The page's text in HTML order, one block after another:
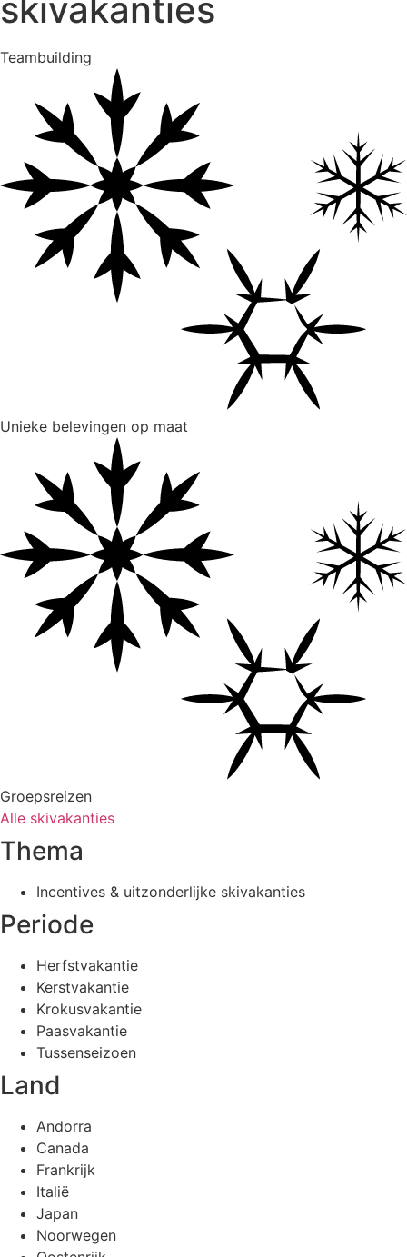
skivakanties
Teambuilding
Unieke belevingen op maat
Groepsreizen
Alle skivakanties
Thema
Incentives & uitzonderlijke skivakanties
Periode
Herfstvakantie
Kerstvakantie
Krokusvakantie
Paasvakantie
Tussenseizoen
Land
Andorra
Canada
Frankrijk
Italië
Japan
Noorwegen